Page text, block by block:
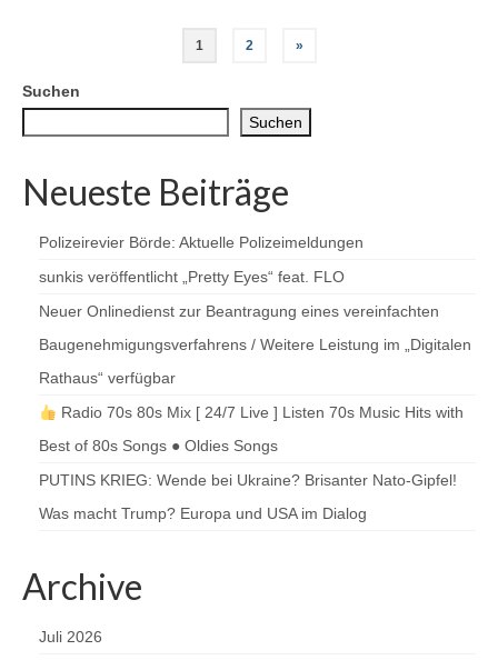
Seitennummerierung
der
Beiträge
1 2 »
Suchen
Suchen
Neueste Beiträge
Polizeirevier Börde: Aktuelle Polizeimeldungen
sunkis veröffentlicht „Pretty Eyes“ feat. FLO
Neuer Onlinedienst zur Beantragung eines vereinfachten
Baugenehmigungsverfahrens / Weitere Leistung im „Digitalen
Rathaus“ verfügbar
Radio 70s 80s Mix [ 24/7 Live ] Listen 70s Music Hits with
Best of 80s Songs ● Oldies Songs
PUTINS KRIEG: Wende bei Ukraine? Brisanter Nato-Gipfel!
Was macht Trump? Europa und USA im Dialog
Archive
Juli 2026